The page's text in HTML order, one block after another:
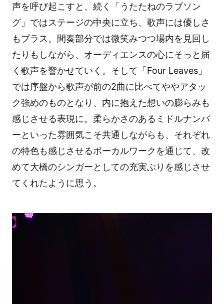
声を呼び起こすと、続く「うたたねのラブソン
グ」ではステージの中央に立ち、歌声には優しさ
もプラス。間奏部分では微笑みつつ場内を見回し
たりもしながら、オーディエンスの心にそっと届
く歌声を響かせていく。そして「Four Leaves」
では序盤から歌声が前の2曲に比べてややアタッ
ク強めのものとなり、内に抱えた想いの膨らみも
感じさせる表現に。柔らかさのあるミドルナンバ
ーといった雰囲気こそ共通しながらも、それぞれ
の特色も感じさせるボーカルワークを通じて、改
めて大橋のシンガーとしての充実ぶりを感じさせ
てくれたように思う。